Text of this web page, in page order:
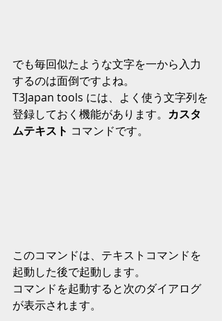
でも毎回似たような文字を一から入力
するのは面倒ですよね。
T3Japan tools には、よく使う文字列を
登録しておく機能があります。 カスタ
ムテキスト コマンドです。
このコマンドは、テキストコマンドを
起動した後で起動します。
コマンドを起動すると次のダイアログ
が表示されます。